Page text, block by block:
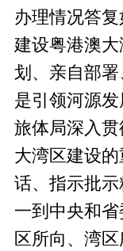
办理情况答复
建设粤港澳
划、亲自部
是引领河源
旅体局深入
大湾区建设
话、指示批
一到中央和
区所向、湾